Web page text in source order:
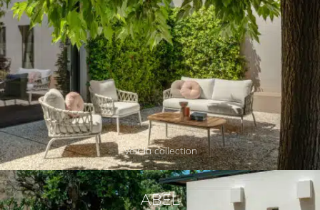
Voir la collection
ABEL